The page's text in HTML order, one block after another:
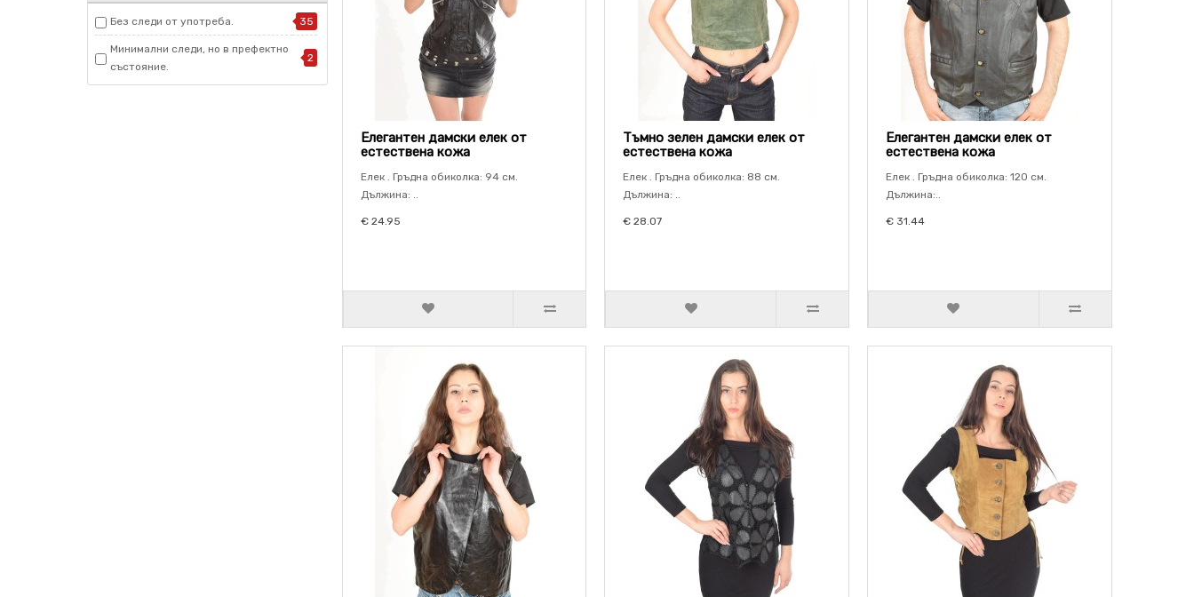
Без следи от употреба. 35
Минимални следи, но в префектно
състояние.
2
Елегантен дамски елек от
естествена кожа
Елек . Гръдна обиколка: 94 см.
Дължина: ..
€ 24.95
Тъмно зелен дамски елек от
естествена кожа
Елек . Гръдна обиколка: 88 см.
Дължина: ..
€ 28.07
Елегантен дамски елек от
естествена кожа
Елек . Гръдна обиколка: 120 см.
Дължина:..
€ 31.44